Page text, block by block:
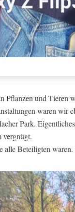
Pflanzen und Tieren
waren wir
Park.
vergnügt.
Beteiligten